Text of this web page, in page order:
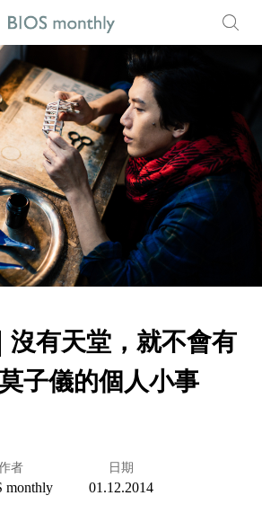
沒有天堂，就不會有
子儀的個人小事
者
monthly
日期
01.12.2014